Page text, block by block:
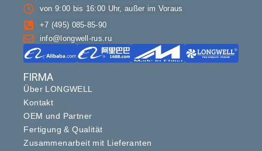
FIRMA
Über LONGWELL
Kontakt
OEM und Partner
Fertigung & Qualität
Zusammenarbeit mit Lieferanten
von 9:00 bis 16:00 Uhr, außer im Voraus
+7 (495) 085-85-90
info@longwell-rus.ru